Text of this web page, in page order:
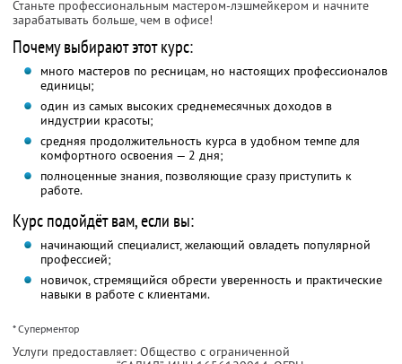
Станьте профессиональным мастером-лэшмейкером и начните
зарабатывать больше, чем в офисе!
Почему выбирают этот курс:
много мастеров по ресницам, но настоящих профессионалов
единицы;
один из самых высоких среднемесячных доходов в
индустрии красоты;
средняя продолжительность курса в удобном темпе для
комфортного освоения — 2 дня;
полноценные знания, позволяющие сразу приступить к
работе.
Курс подойдёт вам, если вы:
начинающий специалист, желающий овладеть популярной
профессией;
новичок, стремящийся обрести уверенность и практические
навыки в работе с клиентами.
* Суперментор
Услуги предоставляет: Общество с ограниченной